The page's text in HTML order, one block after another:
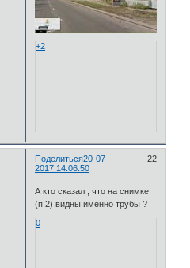
+2
Поделиться 22
20-07-
2017 14:06:50
А кто сказал , что на снимке
(п.2) видны именно трубы ?
0